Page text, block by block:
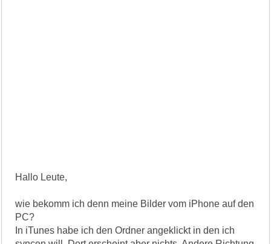
Hallo Leute,
wie bekomm ich denn meine Bilder vom iPhone auf den
PC?
In iTunes habe ich den Ordner angeklickt in den ich